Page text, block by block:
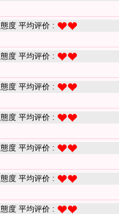
態度 平均评价 :
態度 平均评价 :
態度 平均评价 :
態度 平均评价 :
態度 平均评价 :
態度 平均评价 :
態度 平均评价 :